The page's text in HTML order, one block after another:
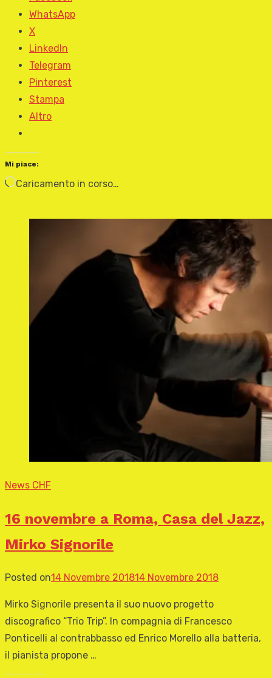
WhatsApp
X
LinkedIn
Telegram
Pinterest
Stampa
Altro
Mi piace:
Caricamento in corso…
News CHF
16 novembre a Roma, Casa del Jazz,
Mirko Signorile
Posted on14 Novembre 201814 Novembre 2018
Mirko Signorile presenta il suo nuovo progetto
discografico “Trio Trip”. In compagnia di Francesco
Ponticelli al contrabbasso ed Enrico Morello alla batteria,
il pianista propone …